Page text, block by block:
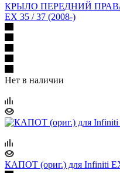
КРЫЛО ПЕРЕДНИЙ
EX 35 / 37 (2008-)
Нет в наличии
КАПОТ (ориг.) для Infiniti